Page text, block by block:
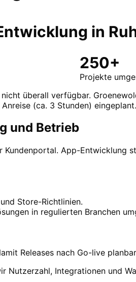
in
250+
Projekte
überall verfügbar.
(ca. 3 Stunden) eingeplant.
und Betrieb
App-Entwicklung
Store-Richtlinien.
in regulierten Branchen
Releases nach Go-live
Nutzerzahl, Integrationen und